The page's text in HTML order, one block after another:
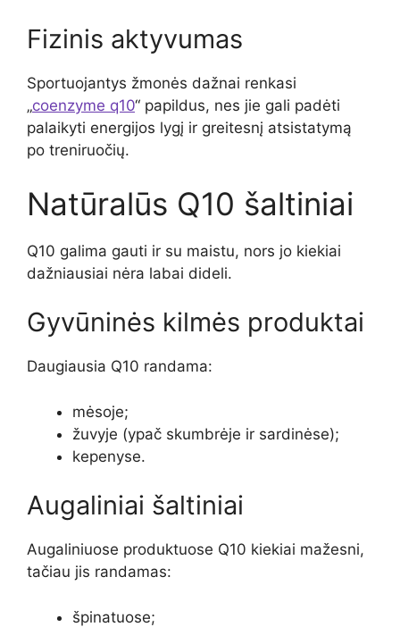
Fizinis aktyvumas
Sportuojantys žmonės dažnai renkasi
„coenzyme q10“ papildus, nes jie gali padėti
palaikyti energijos lygį ir greitesnį atsistatymą
po treniruočių.
Natūralūs Q10 šaltiniai
Q10 galima gauti ir su maistu, nors jo kiekiai
dažniausiai nėra labai dideli.
Gyvūninės kilmės produktai
Daugiausia Q10 randama:
mėsoje;
žuvyje (ypač skumbrėje ir sardinėse);
kepenyse.
Augaliniai šaltiniai
Augaliniuose produktuose Q10 kiekiai mažesni,
tačiau jis randamas:
špinatuose;